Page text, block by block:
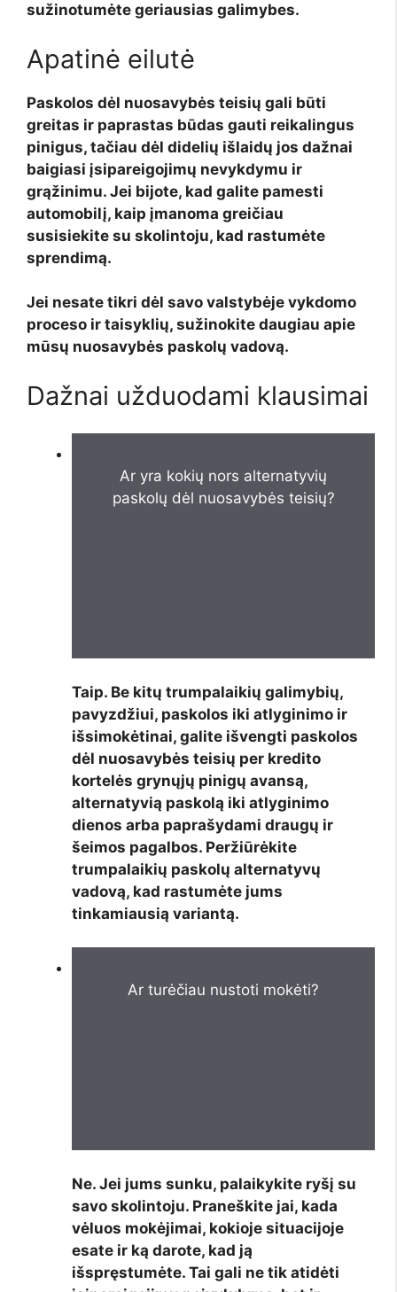
sužinotumėte geriausias galimybes.
Apatinė eilutė
Paskolos dėl nuosavybės teisių gali būti
greitas ir paprastas būdas gauti reikalingus
pinigus, tačiau dėl didelių išlaidų jos dažnai
baigiasi įsipareigojimų nevykdymu ir
grąžinimu. Jei bijote, kad galite pamesti
automobilį, kaip įmanoma greičiau
susisiekite su skolintoju, kad rastumėte
sprendimą.
Jei nesate tikri dėl savo valstybėje vykdomo
proceso ir taisyklių, sužinokite daugiau apie
mūsų nuosavybės paskolų vadovą.
Dažnai užduodami klausimai
Ar yra kokių nors alternatyvių
paskolų dėl nuosavybės teisių?
Taip. Be kitų trumpalaikių galimybių,
pavyzdžiui, paskolos iki atlyginimo ir
išsimokėtinai, galite išvengti paskolos
dėl nuosavybės teisių per kredito
kortelės grynųjų pinigų avansą,
alternatyvią paskolą iki atlyginimo
dienos arba paprašydami draugų ir
šeimos pagalbos. Peržiūrėkite
trumpalaikių paskolų alternatyvų
vadovą, kad rastumėte jums
tinkamiausią variantą.
Ar turėčiau nustoti mokėti?
Ne. Jei jums sunku, palaikykite ryšį su
savo skolintoju. Praneškite jai, kada
vėluos mokėjimai, kokioje situacijoje
esate ir ką darote, kad ją
išspręstumėte. Tai gali ne tik atidėti